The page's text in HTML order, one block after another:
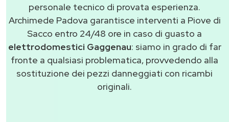
personale tecnico di provata esperienza.
Archimede Padova garantisce interventi a Piove di
Sacco entro 24/48 ore in caso di guasto a
elettrodomestici Gaggenau: siamo in grado di far
fronte a qualsiasi problematica, provvedendo alla
sostituzione dei pezzi danneggiati con ricambi
originali.